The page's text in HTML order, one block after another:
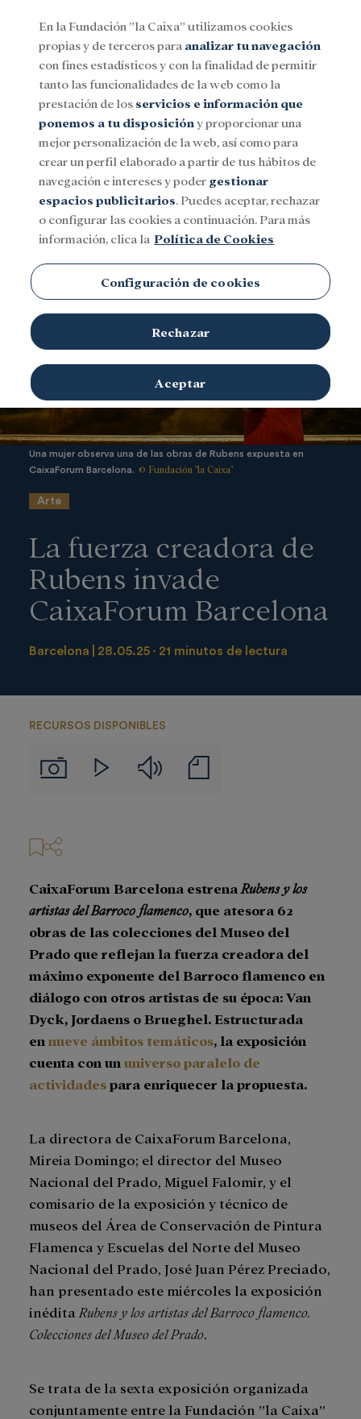
Menu
SocialInvestigación y becasCultura
Una mujer observa una de las obras de Rubens expuesta en
CaixaForum Barcelona. © Fundación "la Caixa"
Arte
La fuerza creadora de
Rubens invade
CaixaForum Barcelona
Barcelona 28.05.25 21 minutos de lectura
RECURSOS DISPONIBLES
ImágenesVideos Audios
de
CaixaForum Barcelona estrena Rubens y los
artistas del Barroco flamenco, que atesora 62
obras de las colecciones del Museo del
Prado que reflejan la fuerza creadora del
máximo exponente del Barroco flamenco en
diálogo con otros artistas de su época: Van
Dyck, Jordaens o Brueghel.Estructurada
en nueve ámbitos temáticos, la exposición
cuenta con un universo paralelo de
actividadespara enriquecer la propuesta.
La directora de CaixaForum Barcelona,
Mireia Domingo; el director del Museo
Nacional del Prado, Miguel Falomir, y el
comisario de la exposición y técnico de
museos del Área de Conservación de Pintura
Flamenca y Escuelas del Norte del Museo
Nacional del Prado, José Juan Pérez Preciado,
han presentado este miércoles la exposición
inédita Rubens y los artistas del Barroco flamenco.
Colecciones del Museo del Prado.
Se trata de la sexta exposición organizada
conjuntamente entre la Fundación ”la Caixa”
En la Fundación ”la Caixa” utilizamos cookies
propias y de terceros para analizar tu navegación
con fines estadísticos y con la finalidad de permitir
tanto las funcionalidades de la web como la
prestación de los servicios e información que
ponemos a tu disposición y proporcionar una
mejor personalización de la web, así como para
crear un perfil elaborado a partir de tus hábitos de
navegación e intereses y poder gestionar
espacios publicitarios. Puedes aceptar, rechazar
o configurar las cookies a continuación. Para más
información, clica la Política de Cookies
Configuración de cookies
Rechazar
Aceptar